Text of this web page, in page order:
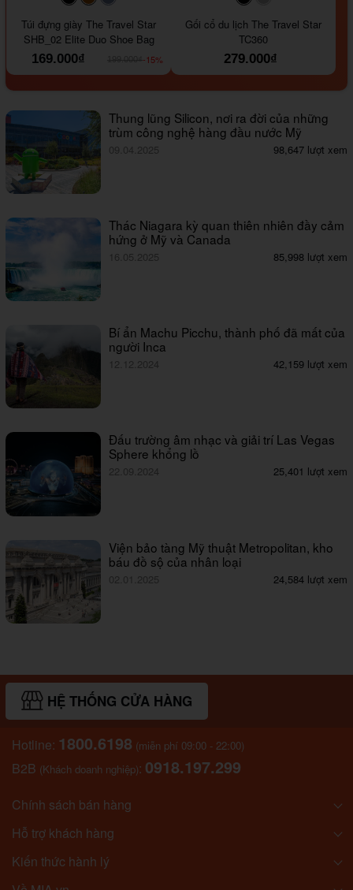
#000000#964B00
Túi đựng giày The Travel Star
SHB_02 Elite Duo Shoe Bag
169.000₫
-15%
Gối cổ du lịch The Travel Star
TC360
279.000₫
Thung lũng Silicon, nơi ra đời của những
trùm công nghệ hàng đầu nước Mỹ
09.04.2025 98,647 lượt xem
Thác Niagara kỳ quan thiên nhiên đầy cảm
hứng ở Mỹ và Canada
16.05.2025 85,998 lượt xem
Bí ẩn Machu Picchu, thành phố đã mất của
người Inca
12.12.2024 42,159 lượt xem
Đấu trường âm nhạc và giải trí Las Vegas
Sphere khổng lồ
22.09.2024 25,401 lượt xem
Viện bảo tàng Mỹ thuật Metropolitan, kho
báu đồ sộ của nhân loại
02.01.2025 24,584 lượt xem
HỆ THỐNG CỬA HÀNG
Hotline: 1800.6198 (miễn phí 09:00 - 22:00)
B2B (Khách doanh nghiệp): 0918.197.299
Chính sách bán hàng
Hỗ trợ khách hàng
Kiến thức hành lý